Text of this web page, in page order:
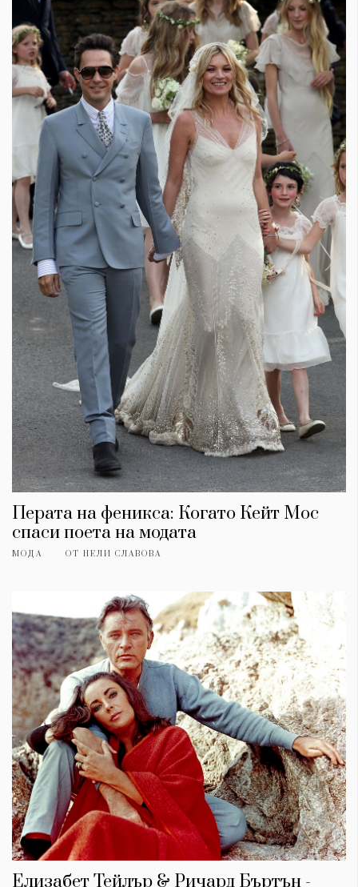
Перата на феникса: Когато Кейт Мос
спаси поета на модата
МОДА ОТ НЕЛИ СЛАВОВА
Елизабет Тейлър & Ричард Бъртън -
КАТЕГОРИИ
Wine&Dine
Подкасти
Мода
Dialogue
Изкуство
ЗА НАС
Условия за
ползване
За нас
Реклама
Политика за